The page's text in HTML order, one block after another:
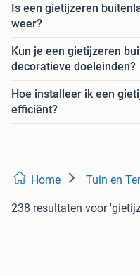
Is een gietijzeren
weer?
Kun je een gietijzeren
decoratieve doeleinden?
Hoe installeer ik een
efficiënt?
Home Tuin en
238 resultaten voor